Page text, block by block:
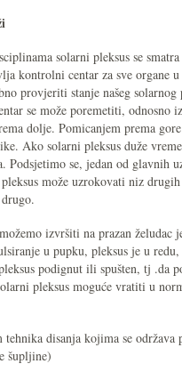
solarni pleksus se
kontrolni centar za sve organe
provjeriti stanje našeg
se može poremetiti, odnosno
dolje. Pomicanjem prema
Ako solarni pleksus duže
se, jedan od glavnih
može uzrokovati niz
izvršiti na prazan
u pupku, pleksus je u
podignut ili spušten, tj .da
pleksus moguće vratiti u
disanja kojima se održava
šupljine)